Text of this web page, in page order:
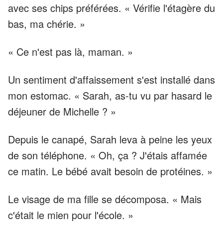
avec ses chips préférées. « Vérifie l'étagère du
bas, ma chérie. »
« Ce n'est pas là, maman. »
Un sentiment d'affaissement s'est installé dans
mon estomac. « Sarah, as-tu vu par hasard le
déjeuner de Michelle ? »
Depuis le canapé, Sarah leva à peine les yeux
de son téléphone. « Oh, ça ? J'étais affamée
ce matin. Le bébé avait besoin de protéines. »
Le visage de ma fille se décomposa. « Mais
c'était le mien pour l'école. »